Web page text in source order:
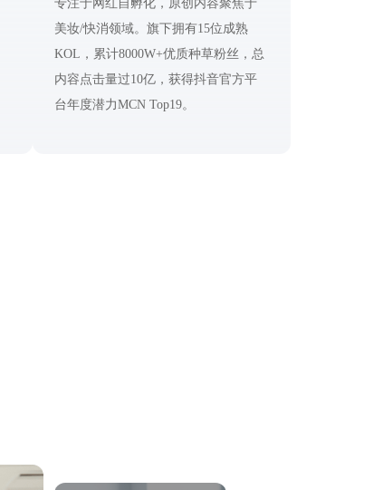
专注于网红自孵化，原创内容聚焦于
美妆/快消领域。旗下拥有15位成熟
KOL，累计8000W+优质种草粉丝，总
内容点击量过10亿，获得抖音官方平
台年度潜力MCN Top19。